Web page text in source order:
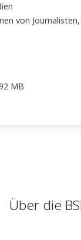
von
MB
Über die